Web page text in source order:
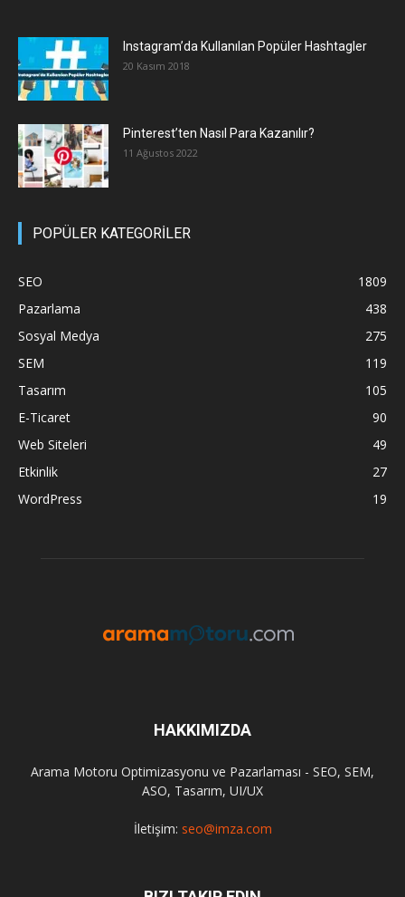
Instagram’da Kullanılan Popüler Hashtagler
20 Kasım 2018
Pinterest’ten Nasıl Para Kazanılır?
11 Ağustos 2022
POPÜLER KATEGORİLER
SEO
1809
Pazarlama
438
Sosyal Medya
275
SEM
119
Tasarım
105
E-Ticaret
90
Web Siteleri
49
Etkinlik
27
WordPress
19
HAKKIMIZDA
Arama Motoru Optimizasyonu ve Pazarlaması - SEO, SEM,
ASO, Tasarım, UI/UX
İletişim: seo@imza.com